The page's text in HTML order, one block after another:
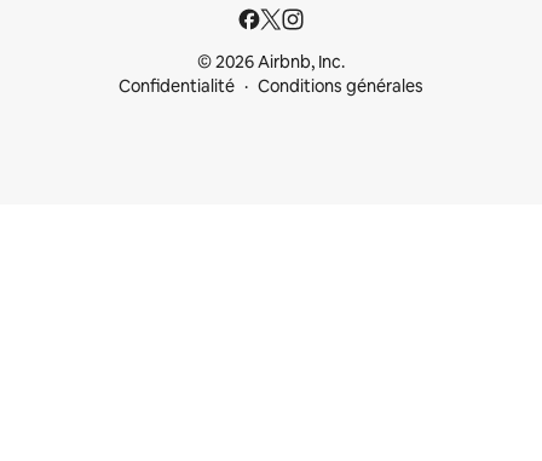
© 2026 Airbnb, Inc.
Confidentialité
Conditions générales